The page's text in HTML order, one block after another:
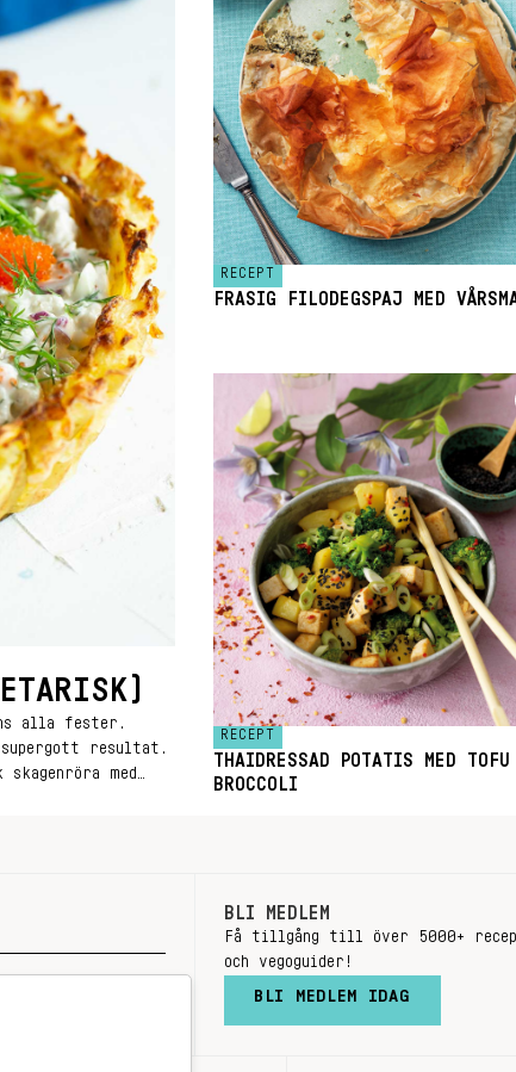
alla fester.
resultat.
med
RECEPT
FRASIG FILODEGSPAJ MED
RECEPT
THAIDRESSAD POTATIS MED TOFU
BROCCOLI
BLI MEDLEM
Få tillgång till över 5000+
och vegoguider!
BLI MEDLEM IDAG